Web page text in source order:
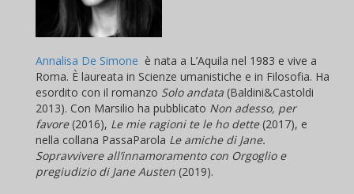
Annalisa De Simone è nata a L’Aquila nel 1983 e vive a
Roma. È laureata in Scienze umanistiche e in Filosofia. Ha
esordito con il romanzo Solo andata (Baldini&Castoldi
2013). Con Marsilio ha pubblicato Non adesso, per
favore(2016), Le mie ragioni te le ho dette(2017), e
nella collana PassaParola Le amiche di Jane.
Sopravvivere all’innamoramento con Orgoglio e
pregiudizio di Jane Austen (2019).